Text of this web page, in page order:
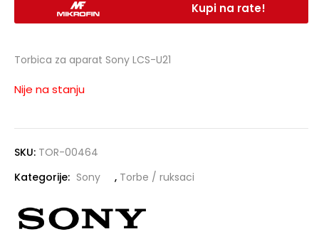
Kupi na rate!
Torbica za aparat Sony LCS-U21
Nije na stanju
SKU: TOR-00464
Kategorije: Sony , Torbe / ruksaci